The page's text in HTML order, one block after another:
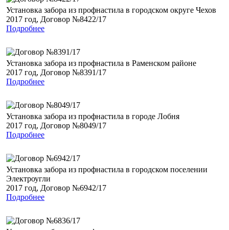
Установка забора из профнастила в городском округе Чехов
2017 год, Договор №8422/17
Подробнее
Установка забора из профнастила в Раменском районе
2017 год, Договор №8391/17
Подробнее
Установка забора из профнастила в городе Лобня
2017 год, Договор №8049/17
Подробнее
Установка забора из профнастила в городском поселении
Электроугли
2017 год, Договор №6942/17
Подробнее